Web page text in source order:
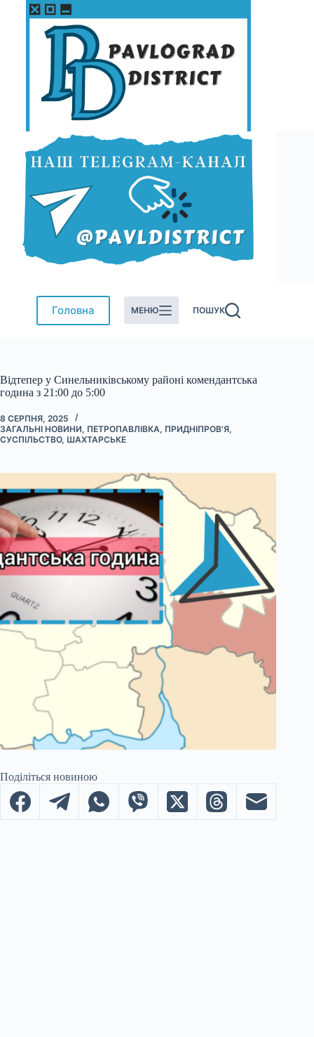
Перейти
Головна МЕНЮ ПОШУК
Відтепер у Синельниківському районі комендантська
година з 21:00 до 5:00
8 СЕРПНЯ, 2025
ЗАГАЛЬНІ НОВИНИ, ПЕТРОПАВЛІВКА, ПРИДНІПРОВ'Я,
СУСПІЛЬСТВО, ШАХТАРСЬКЕ
Поділіться новиною